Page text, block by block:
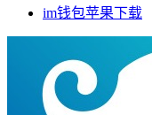
im钱包苹果下载